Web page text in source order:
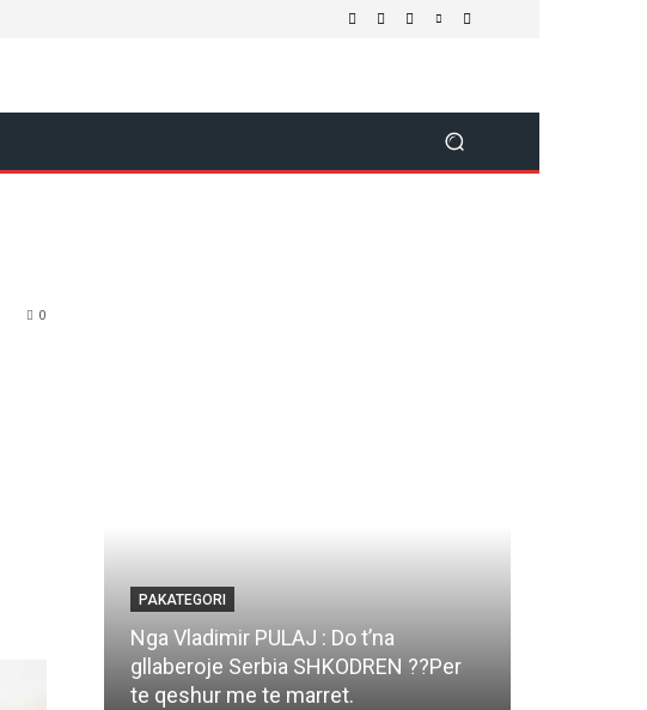
0
PAKATEGORI
Nga Vladimir PULAJ : Do t’na
gllaberoje Serbia SHKODREN ??Per
te qeshur me te marret.